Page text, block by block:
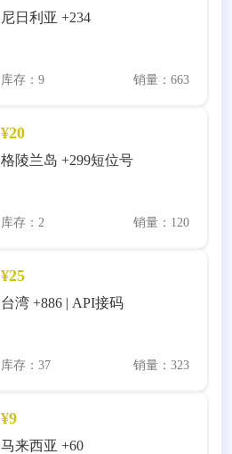
尼日利亚 +234
库存：9 销量：663
¥20
格陵兰岛 +299短位号
库存：2 销量：120
¥25
台湾 +886 | API接码
库存：37 销量：323
¥9
马来西亚 +60